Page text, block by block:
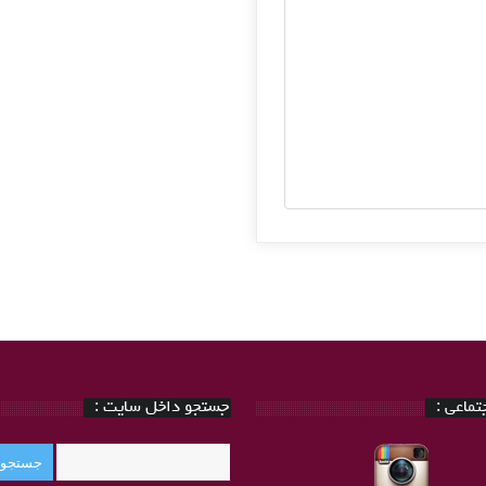
جستجو داخل سایت : :